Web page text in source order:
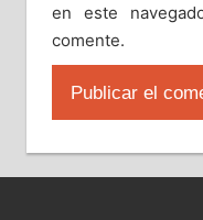
en este
comente.